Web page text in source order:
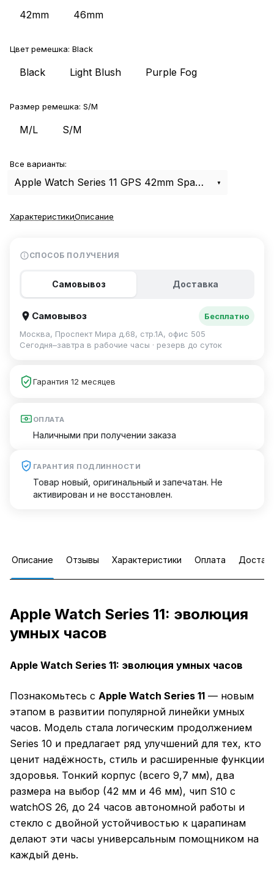
42mm 46mm
Цвет ремешка: Black
Black Light Blush Purple Fog
Размер ремешка: S/M
M/L S/M
Все варианты:
Apple Watch Series 11 GPS 42mm Space Gray Aluminum Case with Black Sport Band S/M
ХарактеристикиОписание
СПОСОБ ПОЛУЧЕНИЯ
Самовывоз Доставка
Самовывоз
Бесплатно
Москва, Проспект Мира д.68, стр.1А, офис 505
Сегодня–завтра в рабочие часы · резерв до суток
Гарантия 12 месяцев
ОПЛАТА
Наличными при получении заказа
ГАРАНТИЯ ПОДЛИННОСТИ
Товар новый, оригинальный и запечатан. Не
активирован и не восстановлен.
Описание Отзывы Характеристики Оплата
Apple Watch Series 11: эволюция
умных часов
Apple Watch Series 11: эволюция умных часов
Познакомьтесь с Apple Watch Series 11 — новым
этапом в развитии популярной линейки умных
часов. Модель стала логическим продолжением
Series 10 и предлагает ряд улучшений для тех, кто
ценит надёжность, стиль и расширенные функции
здоровья. Тонкий корпус (всего 9,7 мм), два
размера на выбор (42 мм и 46 мм), чип S10 с
watchOS 26, до 24 часов автономной работы и
стекло с двойной устойчивостью к царапинам
делают эти часы универсальным помощником на
каждый день.